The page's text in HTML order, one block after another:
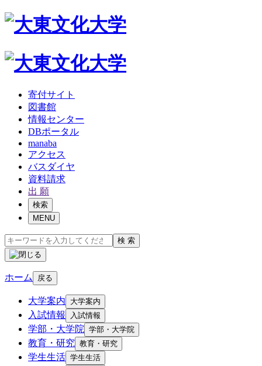
寄付サイト
図書館
情報センター
DBポータル
manaba
アクセス
バスダイヤ
資料請求
出 願
検索
MENU
検 索
ホーム 戻る
大学案内 大学案内
入試情報 入試情報
学部・大学院 学部・大学院
教育・研究 教育・研究
学生生活 学生生活